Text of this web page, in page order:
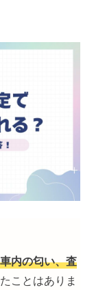
内の匂い、査
ことはありま